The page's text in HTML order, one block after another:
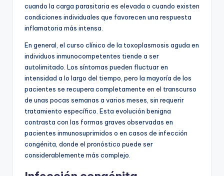
cuando la carga parasitaria es elevada o cuando existen
condiciones individuales que favorecen una respuesta
inflamatoria más intensa.
En general, el curso clínico de la toxoplasmosis aguda en
individuos inmunocompetentes tiende a ser
autolimitado. Los síntomas pueden fluctuar en
intensidad a lo largo del tiempo, pero la mayoría de los
pacientes se recupera completamente en el transcurso
de unas pocas semanas a varios meses, sin requerir
tratamiento específico. Esta evolución benigna
contrasta con las formas graves observadas en
pacientes inmunosuprimidos o en casos de infección
congénita, donde el pronóstico puede ser
considerablemente más complejo.